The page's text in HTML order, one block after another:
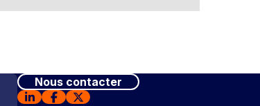
Nous contacter